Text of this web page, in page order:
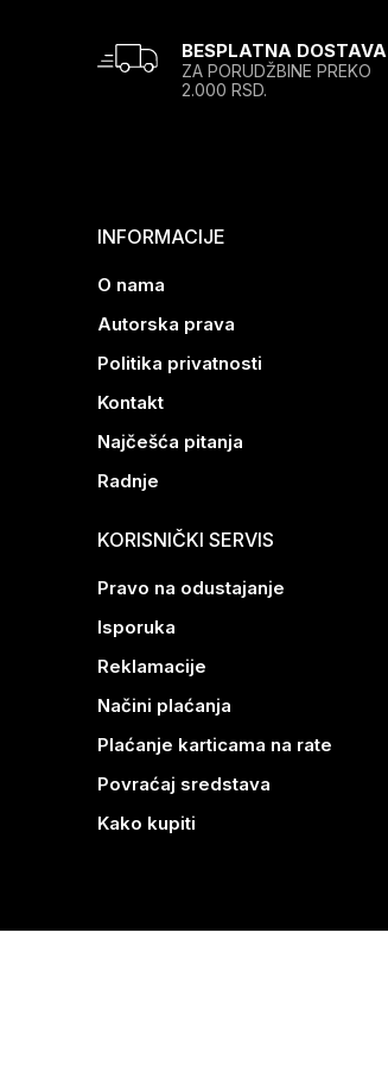
BESPLATNA DOSTAVA
ZA PORUDŽBINE PREKO
2.000 RSD.
INFORMACIJE
O nama
Autorska prava
Politika privatnosti
Kontakt
Najčešća pitanja
Radnje
KORISNIČKI SERVIS
Pravo na odustajanje
Isporuka
Reklamacije
Načini plaćanja
Plaćanje karticama na rate
Povraćaj sredstava
Kako kupiti